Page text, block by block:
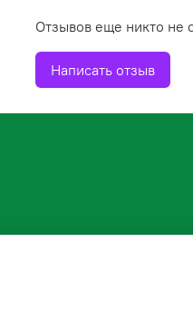
Отзывов еще никто не
Написать отзыв